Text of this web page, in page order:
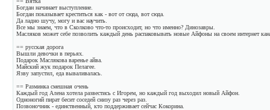
Богдан начинает выступление.
Богдан показывает креститься как - вот от сюда, вот сюда.
Да ладно шучу, могу и вас научить.
Все мы знаем, что в Сколково что-то происходит, но что именно? Динозавры.
Масляков может себе позволить каждый день распаковывать новые Айфоны на своем интернет
== русская дорога
Вышли девочки в перьях.
Подарок Маслякова варенье айва.
Майский жук подарок Пелагее.
Язву запустил, еда вываливалась.
== Разминка смешная очень
Каждый год Алена хотела развестись с Игорем, но каждый год выходил новый Айфон.
Одноногий пират бесит соседей снизу раз через раз.
Позвоночник - единственный, кто поддерживает сейчас Кокорина.